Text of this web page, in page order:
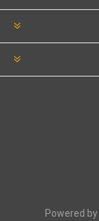
Powered by